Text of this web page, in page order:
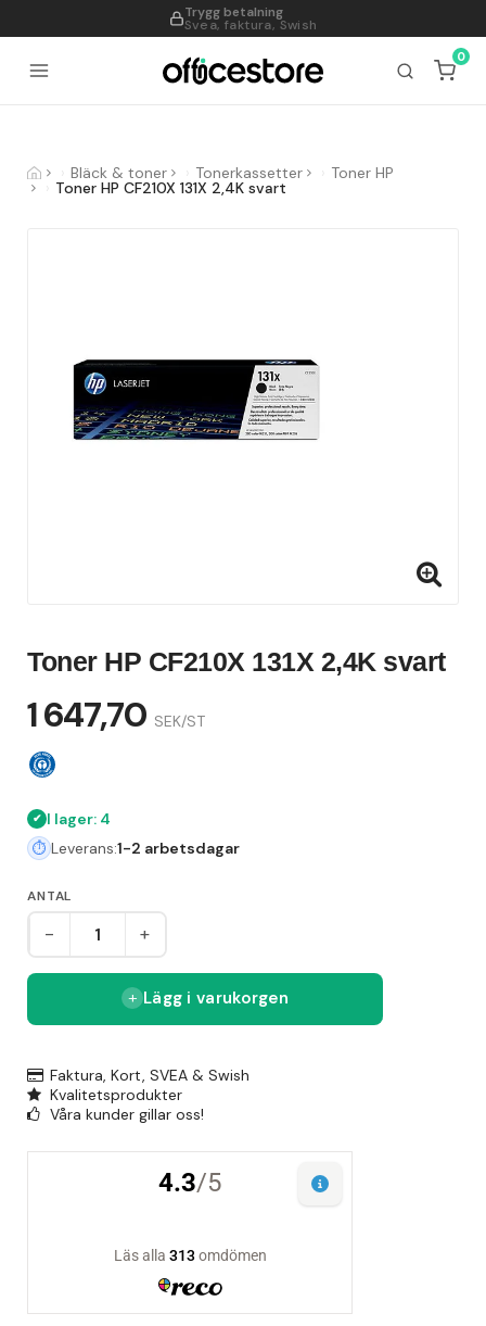
Trygg betalning
Svea, faktura, Swish
995
0
Bläck & toner Tonerkassetter Toner HP
Toner HP CF210X 131X 2,4K svart
Toner HP CF210X 131X 2,4K svart
1 647,70 SEK/ST
I lager: 4
Leverans:1-2 arbetsdagar
ANTAL
- +
Lägg i varukorgen
Faktura, Kort, SVEA & Swish
Kvalitetsprodukter
Våra kunder gillar oss!